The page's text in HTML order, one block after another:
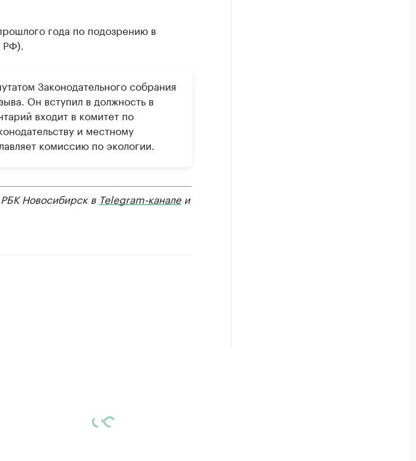
года по подозрению в
Законодательного собрания
Он вступил в должность в
входит в комитет по
и местному
комиссию по экологии.
Новосибирск в Telegram-каналеи